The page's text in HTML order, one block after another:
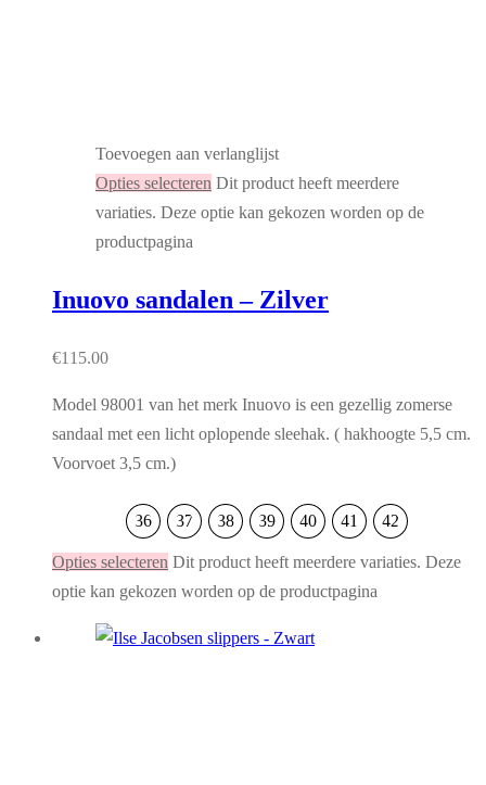
Toevoegen aan verlanglijst
Opties selecteren Dit product heeft meerdere
variaties. Deze optie kan gekozen worden op de
productpagina
Inuovo sandalen – Zilver
€115.00
Model 98001 van het merk Inuovo is een gezellig zomerse
sandaal met een licht oplopende sleehak. ( hakhoogte 5,5 cm.
Voorvoet 3,5 cm.)
36 37 38 39 40 41 42
Opties selecteren Dit product heeft meerdere variaties. Deze
optie kan gekozen worden op de productpagina